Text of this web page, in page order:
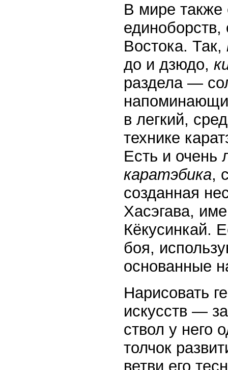
В мире также
единоборств,
Востока. Так,
до и дзюдо,
раздела —
в легкий,
технике
Есть и
каратэбика,
созданная
Хасэгава,
Кёкусинкай.
боя,
основанные
Нарисовать
искусств —
ствол у него
толчок
ветви его